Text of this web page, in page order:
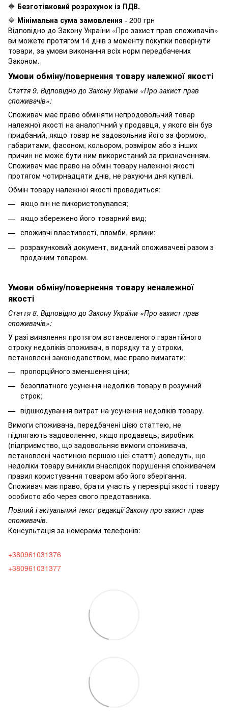
🔷 Безготівковий розрахунок із ПДВ.
🔷 Мінімальна сума замовлення - 200 грн
Відповідно до Закону України «Про захист прав споживачів»
ви можете протягом 14 днів з моменту покупки повернути
товари, за умови виконання всіх норм передбачених
Законом.
Умови обміну/повернення товару належної якості
Стаття 9. Відповідно до Закону України «Про захист прав
споживачів»:
Споживач має право обміняти непродовольчий товар
належної якості на аналогічний у продавця, у якого він був
придбаний, якщо товар не задовольнив його за формою,
габаритами, фасоном, кольором, розміром або з інших
причин не може бути ним використаний за призначенням.
Споживач має право на обмін товару належної якості
протягом чотирнадцяти днів, не рахуючи дня купівлі.
Обмін товару належної якості провадиться:
якщо він не використовувався;
якщо збережено його товарний вид;
споживчі властивості, пломби, ярлики;
розрахунковий документ, виданий споживачеві разом з
проданим товаром.
Умови обміну/повернення товару неналежної
якості
Стаття 8. Відповідно до Закону України «Про захист прав
споживачів»:
У разі виявлення протягом встановленого гарантійного
строку недоліків споживач, в порядку та у строки,
встановлені законодавством, має право вимагати:
пропорційного зменшення ціни;
безоплатного усунення недоліків товару в розумний
строк;
відшкодування витрат на усунення недоліків товару.
Вимоги споживача, передбачені цією статтею, не
підлягають задоволенню, якщо продавець, виробник
(підприємство, що задовольняє вимоги споживача,
встановлені частиною першою цієї статті) доведуть, що
недоліки товару виникли внаслідок порушення споживачем
правил користування товаром або його зберігання.
Споживач має право, брати участь у перевірці якості товару
особисто або через свого представника.
Повний і актуальний текст редакціїЗакону про захист прав
споживачів.
Консультація за номерами телефонів:
+380961031376
+380961031377